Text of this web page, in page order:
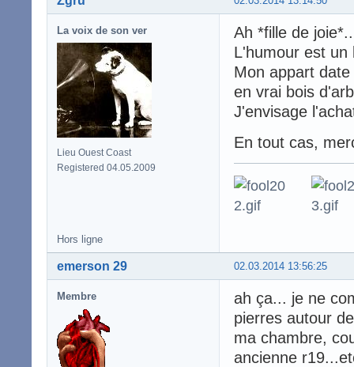
La voix de son ver
Lieu Ouest Coast
Registered 04.05.2009
Ah *fille de
L'humour est un
Mon appart
en vrai bois
J'envisage
En tout cas,
Hors ligne
02.03.2014 13:56:25
emerson 29
Membre
ah ça... je ne
pierres autour
ma chambre,
ancienne